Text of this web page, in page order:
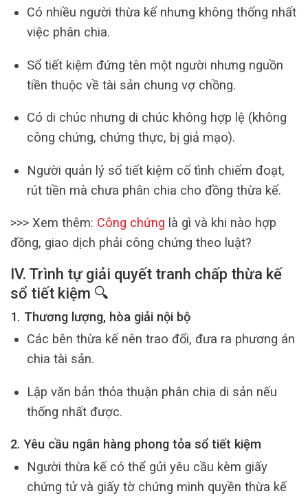
Có nhiều người thừa kế nhưng không thống nhất
việc phân chia.
Sổ tiết kiệm đứng tên một người nhưng nguồn
tiền thuộc về tài sản chung vợ chồng.
Có di chúc nhưng di chúc không hợp lệ (không
công chứng, chứng thực, bị giả mạo).
Người quản lý sổ tiết kiệm cố tình chiếm đoạt,
rút tiền mà chưa phân chia cho đồng thừa kế.
>>> Xem thêm: Công chứng là gì và khi nào hợp
đồng, giao dịch phải công chứng theo luật?
IV. Trình tự giải quyết tranh chấp thừa kế
sổ tiết kiệm 🔍
1. Thương lượng, hòa giải nội bộ
Các bên thừa kế nên trao đổi, đưa ra phương án
chia tài sản.
Lập văn bản thỏa thuận phân chia di sản nếu
thống nhất được.
2. Yêu cầu ngân hàng phong tỏa sổ tiết kiệm
Người thừa kế có thể gửi yêu cầu kèm giấy
chứng tử và giấy tờ chứng minh quyền thừa kế